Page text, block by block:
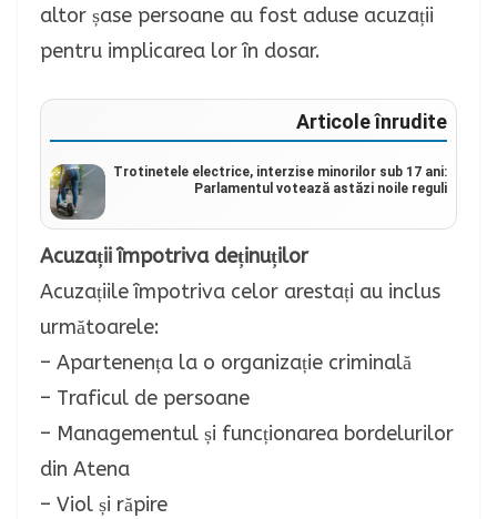
altor șase persoane au fost aduse acuzații
pentru implicarea lor în dosar.
Articole înrudite
Trotinetele electrice, interzise minorilor sub 17 ani:
Parlamentul votează astăzi noile reguli
Acuzații împotriva deținuților
Acuzațiile împotriva celor arestați au inclus
următoarele:
– Apartenența la o organizație criminală
– Traficul de persoane
– Managementul și funcționarea bordelurilor
din Atena
– Viol și răpire